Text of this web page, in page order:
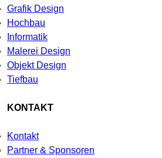
Grafik Design
Hochbau
Informatik
Malerei Design
Objekt Design
Tiefbau
KONTAKT
Kontakt
Partner & Sponsoren